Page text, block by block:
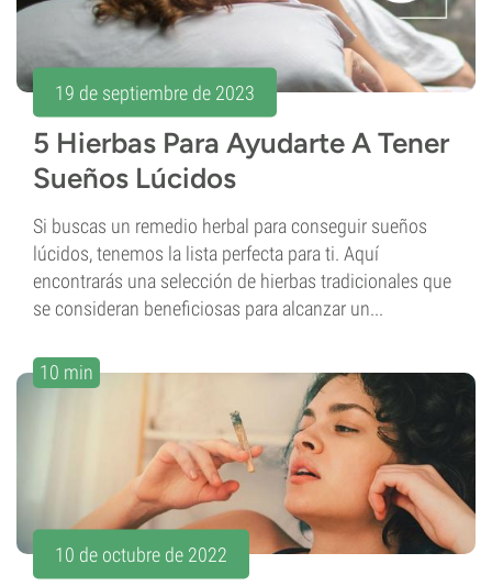
19 de septiembre de 2023
5 Hierbas Para Ayudarte A Tener
Sueños Lúcidos
Si buscas un remedio herbal para conseguir sueños
lúcidos, tenemos la lista perfecta para ti. Aquí
encontrarás una selección de hierbas tradicionales que
se consideran beneficiosas para alcanzar un...
10 min
10 de octubre de 2022